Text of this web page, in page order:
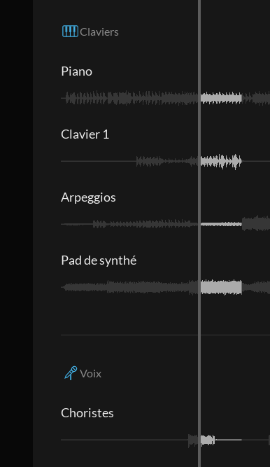
Claviers
Piano
Clavier 1
Arpeggios
Pad de synthé
Voix
Choristes